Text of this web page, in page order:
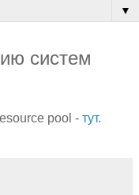
▼
систем
pool - тут.